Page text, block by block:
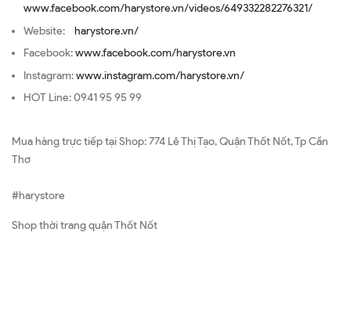
www.facebook.com/harystore.vn/videos/649332282276321/
Website: harystore.vn/
Facebook:www.facebook.com/harystore.vn
Instagram:www.instagram.com/harystore.vn/
HOT Line: 0941 95 95 99
Mua hàng trực tiếp tại Shop: 774 Lê Thị Tạo, Quận Thốt Nốt, Tp Cần
Thơ
#harystore
Shop thời trang quận Thốt Nốt